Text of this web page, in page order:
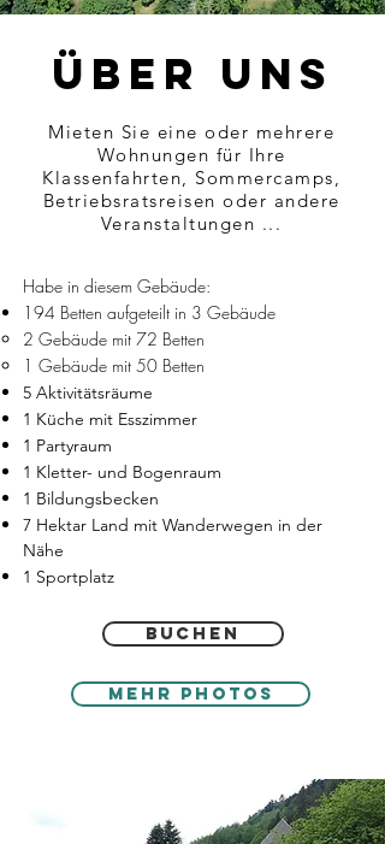
über UNS
Mieten Sie eine oder mehrere
Wohnungen für Ihre
Klassenfahrten, Sommercamps,
Betriebsratsreisen oder andere
Veranstaltungen ...
Habe in diesem Gebäude:
194 Betten aufgeteilt in 3 Gebäude
2 Gebäude mit 72 Betten
1 Gebäude mit 50 Betten
5 Aktivitätsräume
1 Küche mit Esszimmer
1 Partyraum
1 Kletter- und Bogenraum
1 Bildungsbecken
7 Hektar Land mit Wanderwegen in der
Nähe
1 Sportplatz
Buchen
Mehr Photos